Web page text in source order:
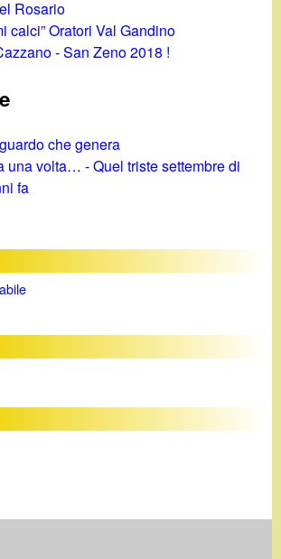
Rosario
calci” Oratori Val Gandino
- San Zeno 2018 !
che genera
una volta… - Quel triste settembre di
fa